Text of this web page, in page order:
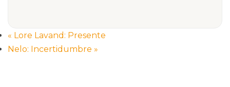
« Lore Lavand: Presente
Nelo: Incertidumbre »